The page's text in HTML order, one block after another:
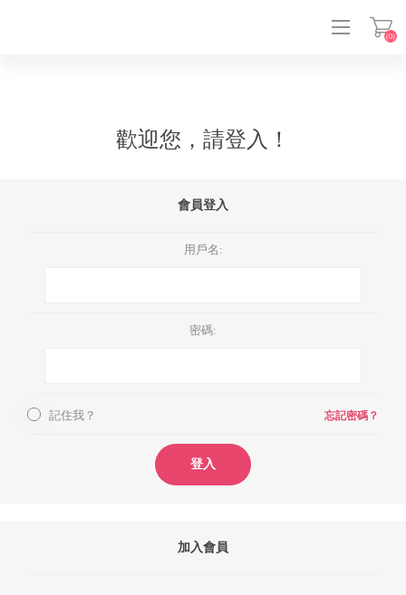
(0)
歡迎您，請登入！
會員登入
用戶名:
密碼:
記住我？ 忘記密碼？
登入
加入會員